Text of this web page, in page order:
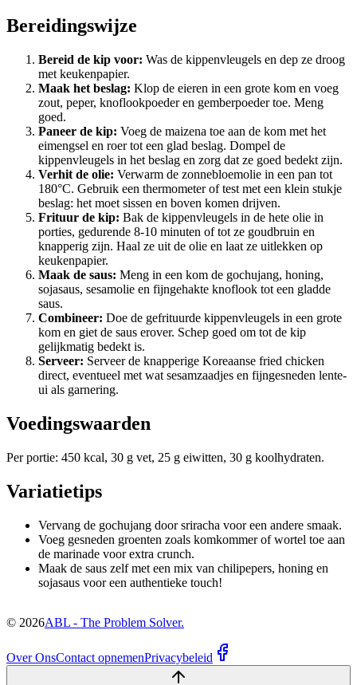
Bereidingswijze
Bereid de kip voor: Was de kippenvleugels en dep ze droog
met keukenpapier.
Maak het beslag: Klop de eieren in een grote kom en voeg
zout, peper, knoflookpoeder en gemberpoeder toe. Meng
goed.
Paneer de kip: Voeg de maizena toe aan de kom met het
eimengsel en roer tot een glad beslag. Dompel de
kippenvleugels in het beslag en zorg dat ze goed bedekt zijn.
Verhit de olie: Verwarm de zonnebloemolie in een pan tot
180°C. Gebruik een thermometer of test met een klein stukje
beslag: het moet sissen en boven komen drijven.
Frituur de kip: Bak de kippenvleugels in de hete olie in
porties, gedurende 8-10 minuten of tot ze goudbruin en
knapperig zijn. Haal ze uit de olie en laat ze uitlekken op
keukenpapier.
Maak de saus: Meng in een kom de gochujang, honing,
sojasaus, sesamolie en fijngehakte knoflook tot een gladde
saus.
Combineer: Doe de gefrituurde kippenvleugels in een grote
kom en giet de saus erover. Schep goed om tot de kip
gelijkmatig bedekt is.
Serveer: Serveer de knapperige Koreaanse fried chicken
direct, eventueel met wat sesamzaadjes en fijngesneden lente-
ui als garnering.
Voedingswaarden
Per portie: 450 kcal, 30 g vet, 25 g eiwitten, 30 g koolhydraten.
Variatietips
Vervang de gochujang door sriracha voor een andere smaak.
Voeg gesneden groenten zoals komkommer of wortel toe aan
de marinade voor extra crunch.
Maak de saus zelf met een mix van chilipepers, honing en
sojasaus voor een authentieke touch!
© 2026ABL - The Problem Solver.
Over OnsContact opnemenPrivacybeleid